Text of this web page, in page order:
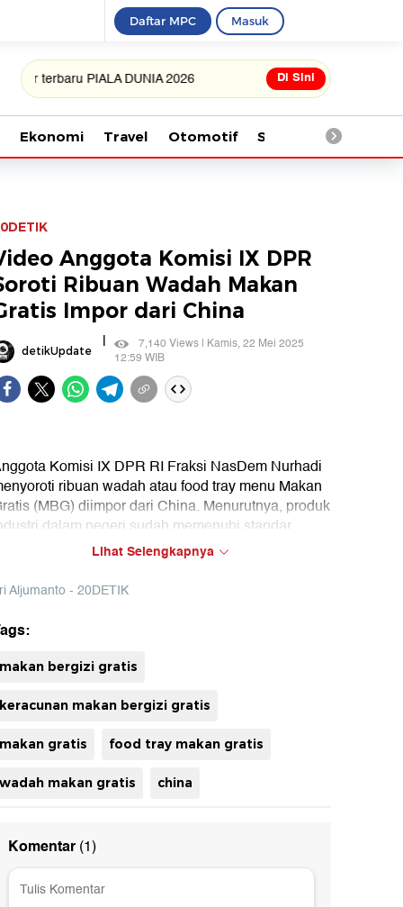
Daftar MPC Masuk
PIALA DUNIA 2026 Di Sini
Ekonomi Travel Otomotif Saintek
Anggota Komisi IX DPR
Ribuan Wadah Makan
Impor dari China
detikUpdate |
7,140 Views | Kamis, 22 Mei 2025
12:59 WIB
Komisi IX DPR RI Fraksi NasDem Nurhadi
ribuan wadah atau food tray menu Makan
(MBG) diimpor dari China. Menurutnya, produk
dalam negeri sudah memenuhi standar
kesehatan dan terjamin aman digunakan
Lihat Selengkapnya
Aljumanto - 20DETIK
makan bergizi gratis
keracunan makan bergizi gratis
makan gratis food tray makan gratis
wadah makan gratis china